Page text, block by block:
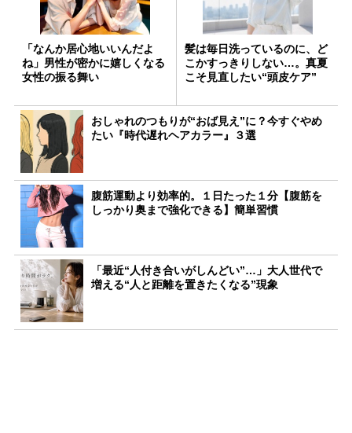
「なんか居心地いいんだよ
ね」男性が密かに嬉しくなる
女性の振る舞い
髪は毎日洗っているのに、ど
こかすっきりしない…。真夏
こそ見直したい“頭皮ケア”
おしゃれのつもりが“おば見え”に？今すぐやめ
たい『時代遅れヘアカラー』３選
腹筋運動より効率的。１日たった１分【腹筋を
しっかり奥まで強化できる】簡単習慣
「最近“人付き合いがしんどい”…」大人世代で
増える“人と距離を置きたくなる”現象